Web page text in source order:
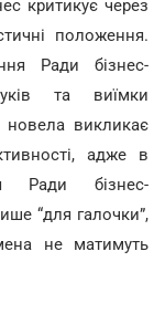
критикує через
положення.
Ради бізнес-
та виїмки
новела викликає
адже в
Ради бізнес-
“для галочки”,
не матимуть